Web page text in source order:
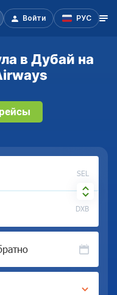
Войти РУС
в Дубай на
SEL
DXB